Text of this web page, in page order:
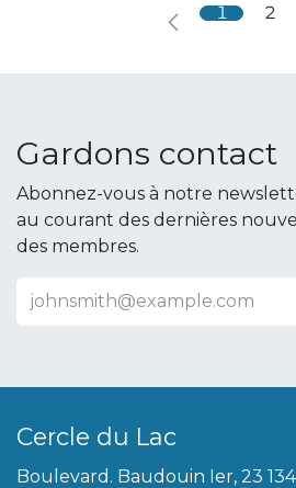
1 2
Gardons contact
Abonnez-vous à notre
au courant des dernières
des membres.
Cercle du Lac
Boulevard. Baudouin Ier, 23